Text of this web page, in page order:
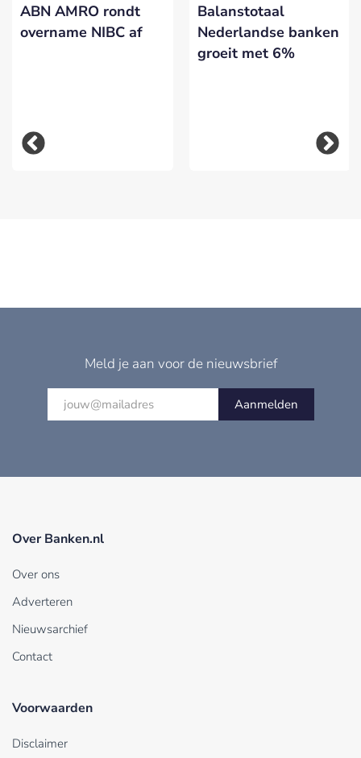
ABN AMRO rondt
overname NIBC af
Balanstotaal
Nederlandse banken
groeit met 6%
Meld je aan voor de nieuwsbrief
Aanmelden
Over Banken.nl
Over ons
Adverteren
Nieuwsarchief
Contact
Voorwaarden
Disclaimer